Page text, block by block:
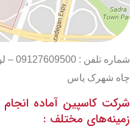
چاه شهرک یاس
شرکت کاسپین آماده
زمینه‌های مختلف :